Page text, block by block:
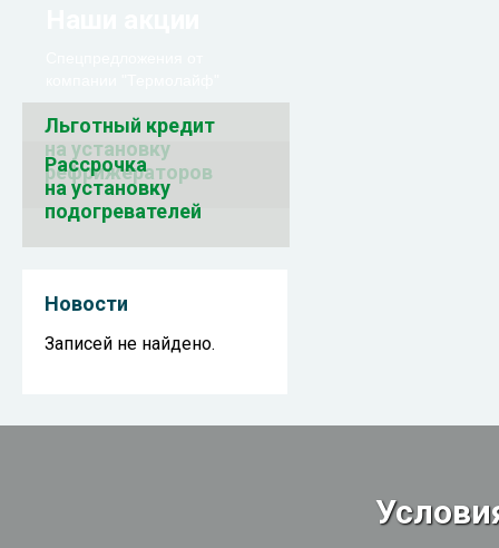
Льготный кредит
на установку
рефрижераторов
Рассрочка
на установку
подогревателей
Новости
Записей не найдено.